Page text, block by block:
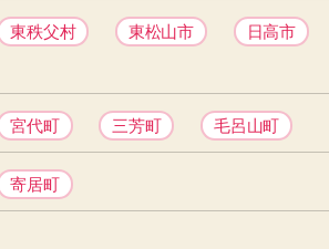
東秩父村 東松山市 日高市
宮代町 三芳町 毛呂山町
寄居町